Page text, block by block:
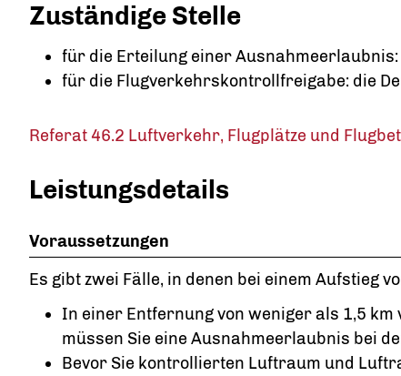
Zuständige Stelle
für die Erteilung einer Ausnahmeerlaubnis:
für die Flugverkehrskontrollfreigabe: die
Referat 46.2 Luftverkehr, Flugplätze und
Leistungsdetails
Voraussetzungen
Es gibt zwei Fälle, in denen bei einem
In einer Entfernung von weniger als 1,5
müssen Sie eine Ausnahmeerlaubnis bei
Bevor Sie kontrollierten Luftraum und